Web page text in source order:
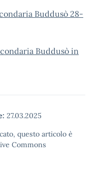
Buddusò 28-
Buddusò in
27.03.2025
questo articolo è
Commons